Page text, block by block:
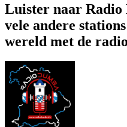
Luister naar Radio
vele andere
wereld met de